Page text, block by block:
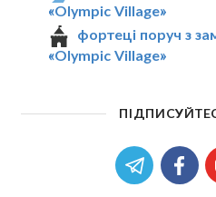
«Olympic Village»
фортеці поруч з
«Olympic Village»